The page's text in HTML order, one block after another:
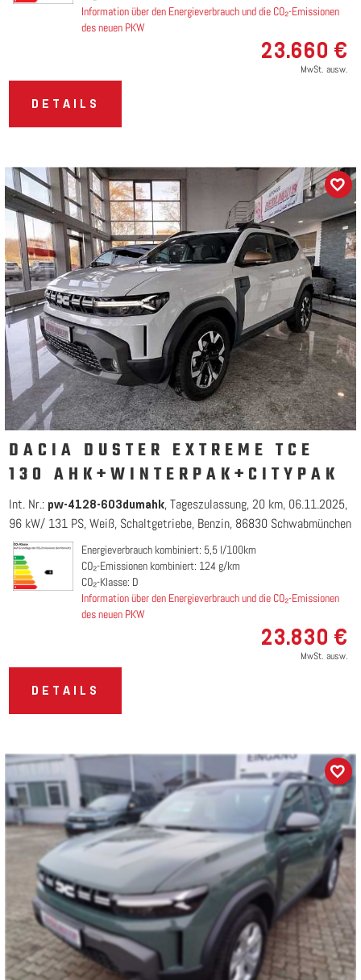
Information über den Energieverbrauch und die CO₂-Emissionen
des neuen PKW
23.660 €
MwSt. ausw.
DETAILS
DACIA DUSTER EXTREME TCE
130 AHK+WINTERPAK+CITYPAK
Int. Nr.: pw-4128-603dumahk Tageszulassung 20 km 06.11.2025
96 kW/ 131 PS Weiß Schaltgetriebe Benzin 86830 Schwabmünchen
Energieverbrauch kombiniert: 5,5 l/100km
CO₂-Emissionen kombiniert: 124 g/km
CO₂-Klasse: D
Information über den Energieverbrauch und die CO₂-Emissionen
des neuen PKW
23.830 €
MwSt. ausw.
DETAILS